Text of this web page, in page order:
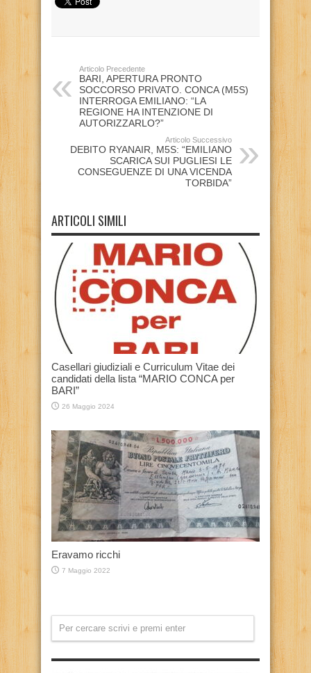
Articolo Precedente
BARI, APERTURA PRONTO
SOCCORSO PRIVATO. CONCA (M5S)
INTERROGA EMILIANO: “LA
REGIONE HA INTENZIONE DI
AUTORIZZARLO?”
Articolo Successivo
DEBITO RYANAIR, M5S: “EMILIANO
SCARICA SUI PUGLIESI LE
CONSEGUENZE DI UNA VICENDA
TORBIDA”
ARTICOLI SIMILI
Casellari giudiziali e Curriculum Vitae dei
candidati della lista “MARIO CONCA per
BARI”
26 Maggio 2024
Eravamo ricchi
7 Maggio 2022